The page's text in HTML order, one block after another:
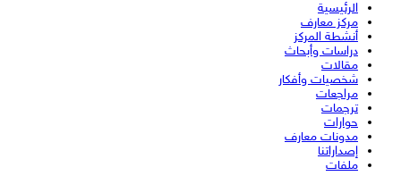
الرئيسية
مركز معارف
أنشطة المركز
دراسات وأبحاث
مقالات
شخصيات وأفكار
مراجعات
ترجمات
حوارات
مدونات معارف
إصداراتنا
ملفات